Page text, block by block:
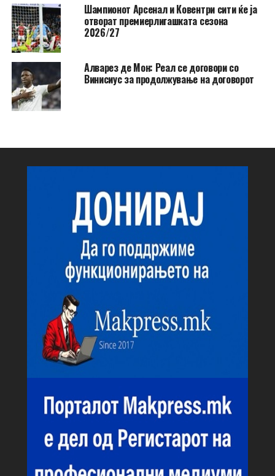
Шампионот Арсенал и Ковентри сити ќе ја
отворат премиерлигашката сезона
2026/27
Алварез де Мон: Реал се договори со
Винисиус за продолжување на договорот